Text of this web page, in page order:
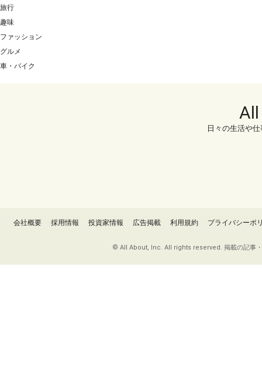
旅行
趣味
ファッション
グルメ
車・バイク
日々の生活や
会社概要 採用情報 投資家情報 広告掲載 利用規約 プライバシーポ
© All About, Inc. All rights reserved. 掲載の記事・